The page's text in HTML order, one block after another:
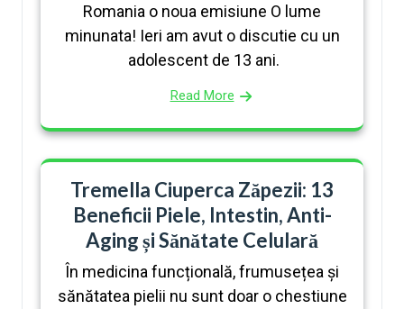
Romania o noua emisiune O lume
minunata! Ieri am avut o discutie cu un
adolescent de 13 ani.
Read More
Tremella Ciuperca Zăpezii: 13
Beneficii Piele, Intestin, Anti-
Aging și Sănătate Celulară
În medicina funcțională, frumusețea și
sănătatea pielii nu sunt doar o chestiune